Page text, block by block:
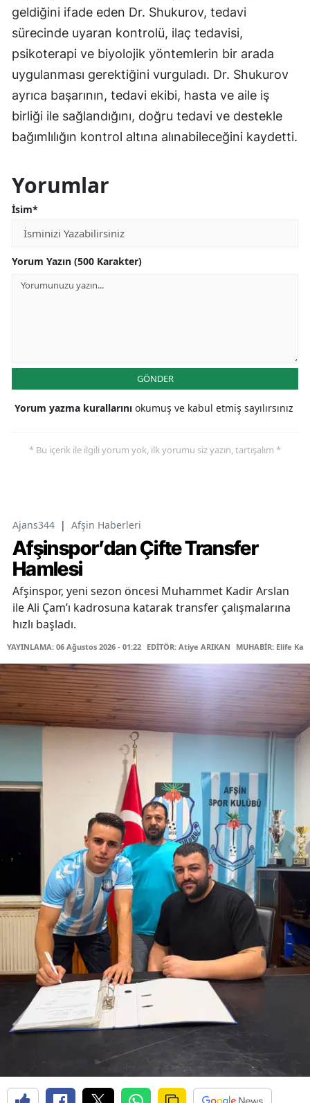
geldiğini ifade eden Dr. Shukurov, tedavi
sürecinde uyaran kontrolü, ilaç tedavisi,
psikoterapi ve biyolojik yöntemlerin bir arada
uygulanması gerektiğini vurguladı. Dr. Shukurov
ayrıca başarının, tedavi ekibi, hasta ve aile iş
birliği ile sağlandığını, doğru tedavi ve destekle
bağımlılığın kontrol altına alınabileceğini kaydetti.
Yorumlar
İsim*
Yorum Yazın (500 Karakter)
GÖNDER
Yorum yazma kurallarını okumuş ve kabul etmiş sayılırsınız
* Bu içerik ile ilgili yorum yok, ilk yorumu siz yazın, tartışalım *
Ajans344 | Afşin Haberleri
Afşinspor’dan Çifte Transfer
Hamlesi
Afşinspor, yeni sezon öncesi Muhammet Kadir Arslan
ile Ali Çam’ı kadrosuna katarak transfer çalışmalarına
hızlı başladı.
YAYINLAMA: 06 Ağustos 2026 - 01:22 EDİTÖR: Atiye ARIKAN MUHABİR: Elife